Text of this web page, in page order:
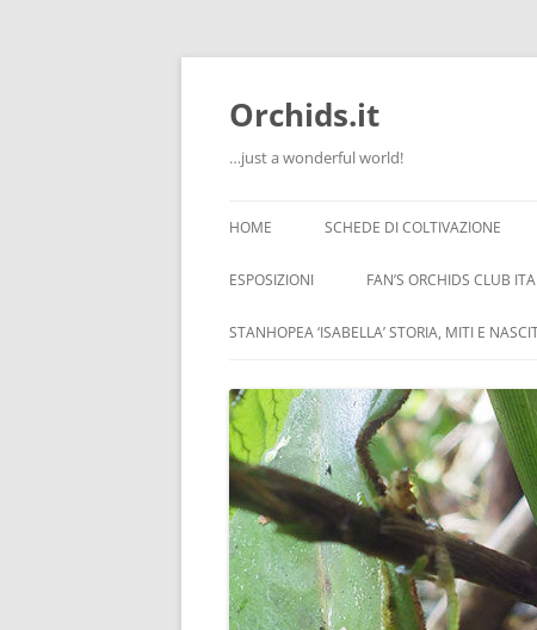
Orchids.it
…just a wonderful world!
HOME
INFO
LA SERRA DI GUIDO
SCHEDE DI COLTIVAZIONE
ESPOSIZIONI FAN’S ORCHIDS CLUB
STANHOPEA ‘ISABELLA’ STORIA, MITI E